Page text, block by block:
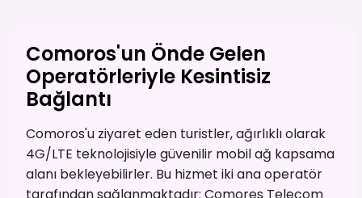
Comoros'un Önde Gelen
Operatörleriyle Kesintisiz
Bağlantı
Comoros'u ziyaret eden turistler, ağırlıklı olarak
4G/LTE teknolojisiyle güvenilir mobil ağ kapsama
alanı bekleyebilirler. Bu hizmet iki ana operatör
tarafından sağlanmaktadır: Comores Telecom